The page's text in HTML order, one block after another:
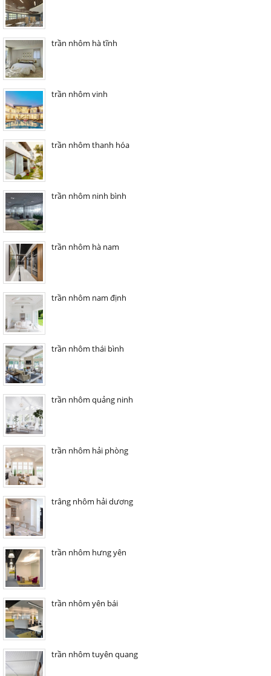
trần nhôm hà tĩnh
trần nhôm vinh
trần nhôm thanh hóa
trần nhôm ninh bình
trần nhôm hà nam
trần nhôm nam định
trần nhôm thái bình
trần nhôm quảng ninh
trần nhôm hải phòng
trâng nhôm hải dương
trần nhôm hưng yên
trần nhôm yên bái
trần nhôm tuyên quang